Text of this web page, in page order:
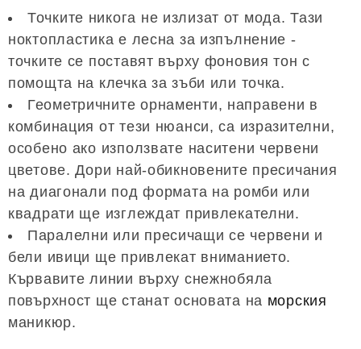
Точките никога не излизат от мода. Тази
ноктопластика е лесна за изпълнение -
точките се поставят върху фоновия тон с
помощта на клечка за зъби или точка.
Геометричните орнаменти, направени в
комбинация от тези нюанси, са изразителни,
особено ако използвате наситени червени
цветове. Дори най-обикновените пресичания
на диагонали под формата на ромби или
квадрати ще изглеждат привлекателни.
Паралелни или пресичащи се червени и
бели ивици ще привлекат вниманието.
Кървавите линии върху снежнобяла
повърхност ще станат основата на морския
маникюр.